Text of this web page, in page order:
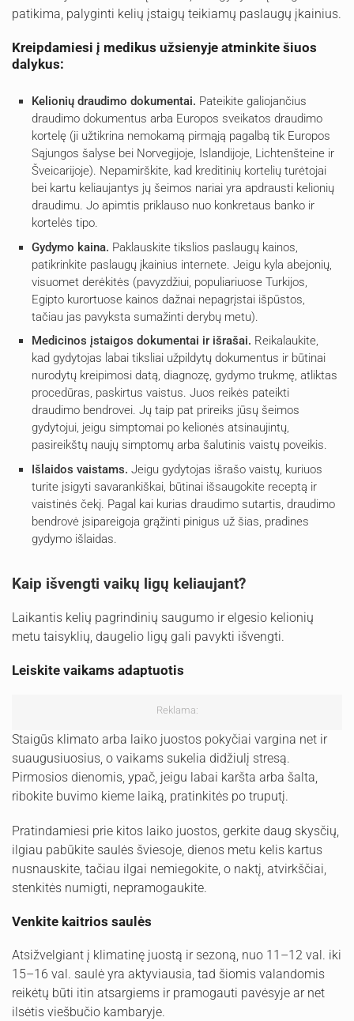
patikima, palyginti kelių įstaigų teikiamų paslaugų įkainius.
Kreipdamiesi į medikus užsienyje atminkite šiuos
dalykus:
Kelionių draudimo dokumentai. Pateikite galiojančius
draudimo dokumentus arba Europos sveikatos draudimo
kortelę (ji užtikrina nemokamą pirmąją pagalbą tik Europos
Sąjungos šalyse bei Norvegijoje, Islandijoje, Lichtenšteine ir
Šveicarijoje). Nepamirškite, kad kreditinių kortelių turėtojai
bei kartu keliaujantys jų šeimos nariai yra apdrausti kelionių
draudimu. Jo apimtis priklauso nuo konkretaus banko ir
kortelės tipo.
Gydymo kaina. Paklauskite tikslios paslaugų kainos,
patikrinkite paslaugų įkainius internete. Jeigu kyla abejonių,
visuomet derėkitės (pavyzdžiui, populiariuose Turkijos,
Egipto kurortuose kainos dažnai nepagrįstai išpūstos,
tačiau jas pavyksta sumažinti derybų metu).
Medicinos įstaigos dokumentai ir išrašai. Reikalaukite,
kad gydytojas labai tiksliai užpildytų dokumentus ir būtinai
nurodytų kreipimosi datą, diagnozę, gydymo trukmę, atliktas
procedūras, paskirtus vaistus. Juos reikės pateikti
draudimo bendrovei. Jų taip pat prireiks jūsų šeimos
gydytojui, jeigu simptomai po kelionės atsinaujintų,
pasireikštų naujų simptomų arba šalutinis vaistų poveikis.
Išlaidos vaistams. Jeigu gydytojas išrašo vaistų, kuriuos
turite įsigyti savarankiškai, būtinai išsaugokite receptą ir
vaistinės čekį. Pagal kai kurias draudimo sutartis, draudimo
bendrovė įsipareigoja grąžinti pinigus už šias, pradines
gydymo išlaidas.
Kaip išvengti vaikų ligų keliaujant?
Laikantis kelių pagrindinių saugumo ir elgesio kelionių
metu taisyklių, daugelio ligų gali pavykti išvengti.
Leiskite vaikams adaptuotis
Reklama:
Staigūs klimato arba laiko juostos pokyčiai vargina net ir
suaugusiuosius, o vaikams sukelia didžiulį stresą.
Pirmosios dienomis, ypač, jeigu labai karšta arba šalta,
ribokite buvimo kieme laiką, pratinkitės po truputį.
Pratindamiesi prie kitos laiko juostos, gerkite daug skysčių,
ilgiau pabūkite saulės šviesoje, dienos metu kelis kartus
nusnauskite, tačiau ilgai nemiegokite, o naktį, atvirkščiai,
stenkitės numigti, nepramogaukite.
Venkite kaitrios saulės
Atsižvelgiant į klimatinę juostą ir sezoną, nuo 11–12 val. iki
15–16 val. saulė yra aktyviausia, tad šiomis valandomis
reikėtų būti itin atsargiems ir pramogauti pavėsyje ar net
ilsėtis viešbučio kambaryje.